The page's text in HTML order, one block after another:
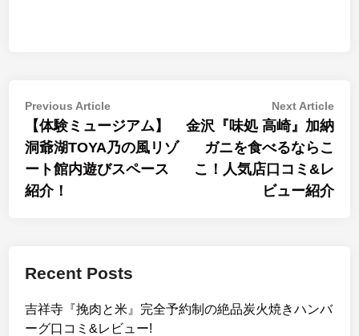
Post
navigation
Previous ArticlePrevious
article:
【体験ミュージアム】
洞爺湖TOYA乃の風リゾ
ート館内遊びスペース
紹介！
Next ArticleNext
金沢『味処 高崎』加納
ガニを食べるならこ
こ！人気店口コミ&レ
ビュー紹介
Recent Posts
吉祥寺『挽肉と米』完全予約制の絶品炭火焼きハンバ
ーグ口コミ&レビュー!